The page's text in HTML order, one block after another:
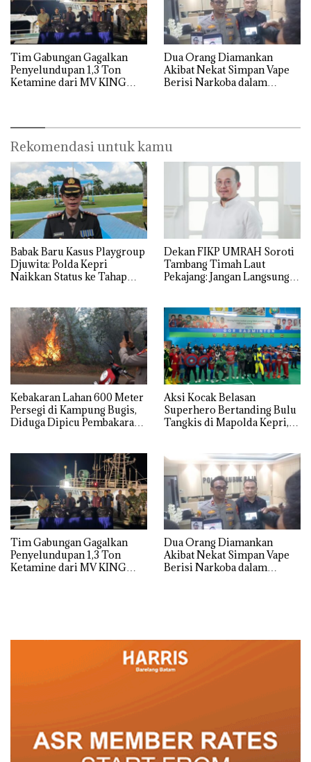
Tim Gabungan Gagalkan
Penyelundupan 1,3 Ton
Ketamine dari MV KING
Dua Orang Diamankan
Akibat Nekat Simpan Vape
Berisi Narkoba dalam
Rekomendasi untuk kamu
Babak Baru Kasus Playgroup
Djuwita: Polda Kepri
Naikkan Status ke Tahap
Dekan FIKP UMRAH Soroti
Tambang Timah Laut
Pekajang: Jangan Langsung
Lingkungannya
Kebakaran Lahan 600 Meter
Persegi di Kampung Bugis,
Diduga Dipicu Pembakaran
Aksi Kocak Belasan
Superhero Bertanding Bulu
Tangkis di Mapolda Kepri,
Tim Gabungan Gagalkan
Penyelundupan 1,3 Ton
Ketamine dari MV KING
Dua Orang Diamankan
Akibat Nekat Simpan Vape
Berisi Narkoba dalam